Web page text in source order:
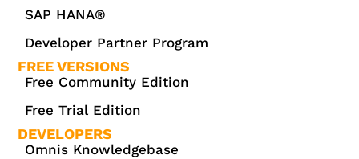
SAP HANA®
Developer Partner Program
FREE VERSIONS
Free Community Edition
Free Trial Edition
DEVELOPERS
Omnis Knowledgebase